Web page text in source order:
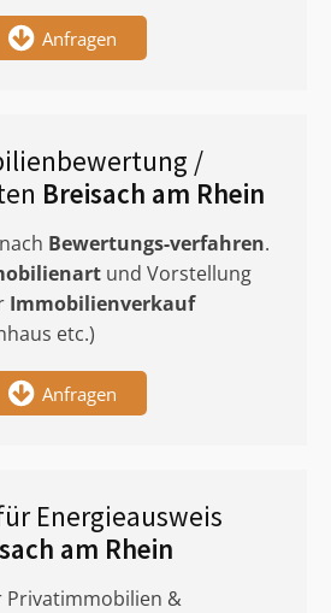
Anfragen
/
Breisach am Rhein
Bewertungs-verfahren.
und Vorstellung
Immobilienverkauf
etc.)
Anfragen
Energieausweis
am Rhein
Privatimmobilien &